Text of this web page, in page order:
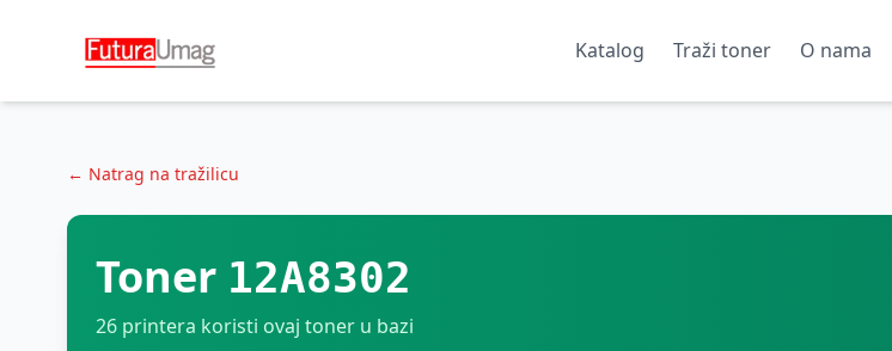
Katalog Traži toner O nama
← Natrag na tražilicu
Toner 12A8302
26 printera koristi ovaj toner u bazi